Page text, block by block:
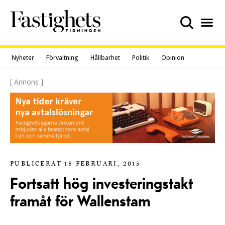
content
Nyheter Förvaltning Hållbarhet Politik Opinion
[ Annons ]
PUBLICERAT 18 FEBRUARI, 2015
Fortsatt hög investeringstakt
framåt för Wallenstam